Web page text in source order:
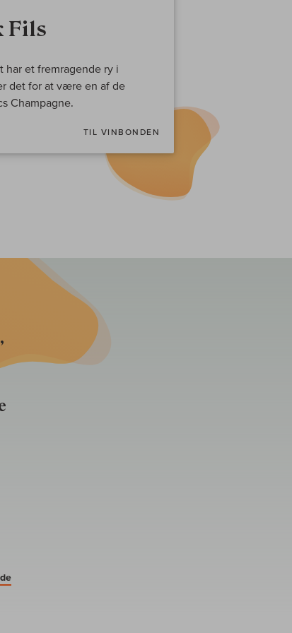
Fils
et fremragende ry i
det for at være en af de
Champagne.
TIL VINBONDEN